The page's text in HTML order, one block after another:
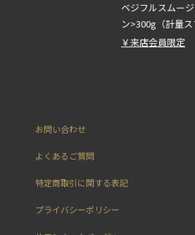
ベジフルスムー
ン>300g（計量ス
￥来店会員限定
お問い合わせ
よくあるご質問
特定商取引に関する表記
プライバシーポリシー